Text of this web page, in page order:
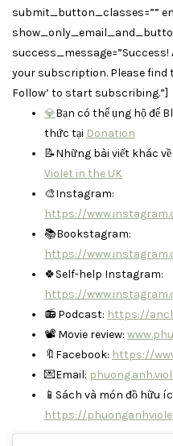
submit_button_classes=””
your subscription. Please find
Follow’ to start subscribing.”]
💎Bạn có thể ụng hộ để
thức tại Donation
📝Những bài viết khác
Violet in the UK
🎨Instagram:
https://
📚Bookstagram:
https://
🍀Self-help Instagram:
https://
📻 Podcast: https://
📽 Movie review:
🔖Facebook: https://
💌Email:
📱Sách và món đồ hữu
https://